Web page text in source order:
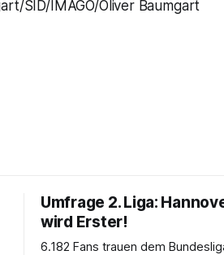
SID/IMAGO/Oliver Baumgart
Umfrage 2. Liga:
wird Erster!
6.182 Fans trauen dem